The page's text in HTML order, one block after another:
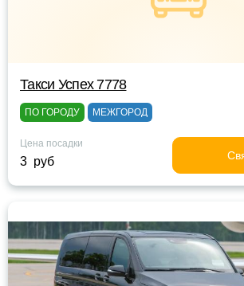
Такси Успех 7778
ПО ГОРОДУ МЕЖГОРОД
Цена посадки
3 руб